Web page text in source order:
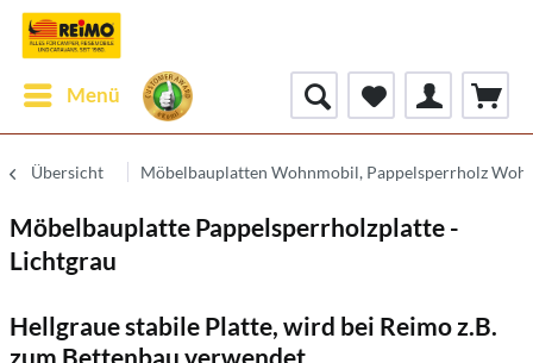
Menü
Übersicht Möbelbauplatten Wohnmobil, Pappelsperrholz
Möbelbauplatte Pappelsperrholzplatte -
Lichtgrau
Hellgraue stabile Platte, wird bei Reimo z.B.
zum Bettenbau verwendet